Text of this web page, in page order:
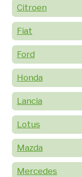
Citroen
Fiat
Ford
Honda
Lancia
Lotus
Mazda
Mercedes